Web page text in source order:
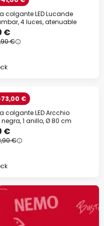
colgante LED Lucande
4 luces, atenuable
€
€
73,00 €
colgante LED Arcchio
1 anillo, Ø 80 cm
€
€